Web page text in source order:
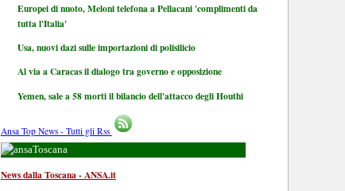
Europei di nuoto, Meloni telefona a Pellacani 'complimenti da
tutta l'Italia'
Usa, nuovi dazi sulle importazioni di polisilicio
Al via a Caracas il dialogo tra governo e opposizione
Yemen, sale a 58 morti il bilancio dell'attacco degli Houthi
Ansa Top News - Tutti gli Rss
Toscana
News dalla Toscana - ANSA.it